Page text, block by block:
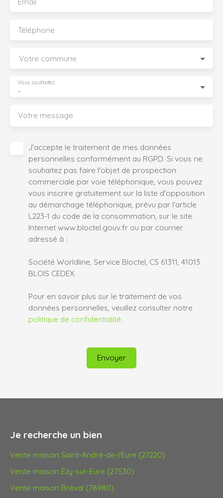
Téléphone
Votre commune
-
Vous souhaitez
Votre message
J'accepte le traitement de mes données
personnelles conformément au RGPD. Si vous ne
souhaitez pas faire l'objet de prospection
commerciale par voie téléphonique, vous pouvez
vous inscrire gratuitement sur la liste d'opposition
au démarchage téléphonique, prévu par l'article
L223-1 du code de la consommation, sur le site
Internet www.bloctel.gouv.fr ou par courrier
adressé à :
Société Worldline, Service Bloctel, CS 61311, 41013
BLOIS CEDEX.
Pour en savoir plus sur le traitement de vos
données personnelles, veuillez consulter notre
politique de confidentialité.
Envoyer
Je recherche un bien
Vente maison Saint-André-de-l'Eure (27220)
Vente maison Ézy-sur-Eure (27530)
Vente maison Bréval (78980)